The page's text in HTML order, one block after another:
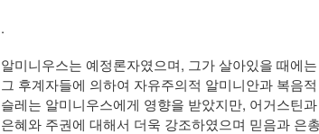
.
알미니우스는 예정론자였으며, 그가 살아있을 때에
그 후계자들에 의하여 자유주의적 알미니안과 복음
슬레는 알미니우스에게 영향을 받았지만, 어거스틴
은혜와 주권에 대해서 더욱 강조하였으며 믿음과 은